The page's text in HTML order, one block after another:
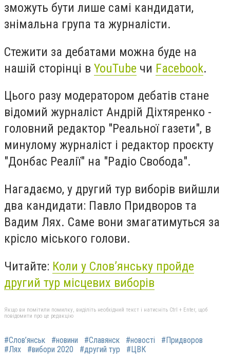
зможуть бути лише самі кандидати,
знімальна група та журналісти.
Стежити за дебатами можна буде на
нашій сторінці в YouTube чи Facebook.
Цього разу модератором дебатів стане
відомий журналіст Андрій Діхтяренко -
головний редактор "Реальної газети", в
минулому журналіст і редактор проєкту
"Донбас Реалії" на "Радіо Свобода".
Нагадаємо, у другий тур виборів вийшли
два кандидати: Павло Придворов та
Вадим Лях. Саме вони змагатимуться за
крісло міського голови.
Читайте: Коли у Слов’янську пройде
другий тур місцевих виборів
Якщо ви помітили помилку, виділіть необхідний текст і натисніть Ctrl + Enter, щоб
повідомити про це редакцію
#Слов’янськ #новини #Славянск #новості
#Придворов
#Лях
#вибори 2020 #другий тур #ЦВК